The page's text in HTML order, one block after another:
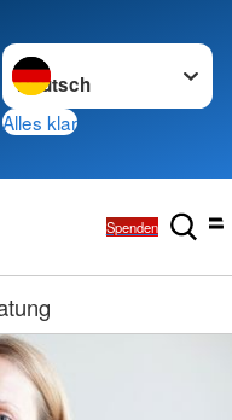
Sprache wechseln zu
Alles klar
Spenden